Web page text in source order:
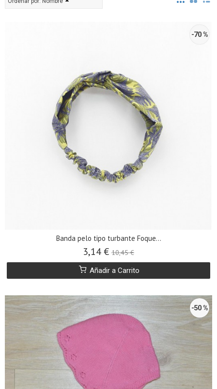
-70 %
Banda pelo tipo turbante Foque...
3,14 € 10,45 €
Añadir a Carrito
-50 %